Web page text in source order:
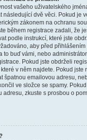
vašeho uživatelského
následující dvě věci. Pokud je
zákonem na ochranu
během registrace zadali, že
podle instrukcí, které jste
aby před
to buď vámi, nebo
Pokud jste obdrželi
v něm najdete. Pokud jste
špatnou emailovou adresu,
ve složce se spamy.
zkuste s prosbou o